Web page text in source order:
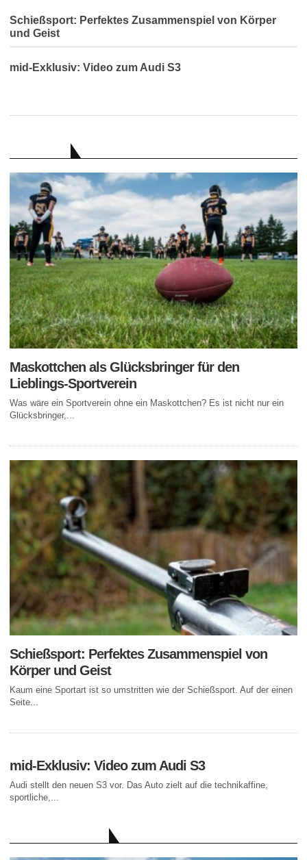
Schießsport: Perfektes Zusammenspiel von Körper
und Geist
mid-Exklusiv: Video zum Audi S3
Maskottchen als Glücksbringer für den
Lieblings-Sportverein
Was wäre ein Sportverein ohne ein Maskottchen? Es ist nicht nur ein
Glücksbringer,...
Schießsport: Perfektes Zusammenspiel von
Körper und Geist
Kaum eine Sportart ist so umstritten wie der Schießsport. Auf der einen
Seite...
mid-Exklusiv: Video zum Audi S3
Audi stellt den neuen S3 vor. Das Auto zielt auf die technikaffine,
sportliche,...